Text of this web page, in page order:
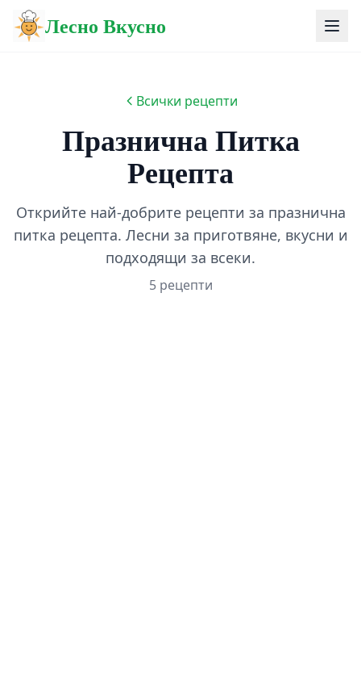
Лесно Вкусно
Всички рецепти
Празнична Питка
Рецепта
Открийте най-добрите рецепти за празнична
питка рецепта. Лесни за приготвяне, вкусни и
подходящи за всеки.
5 рецепти